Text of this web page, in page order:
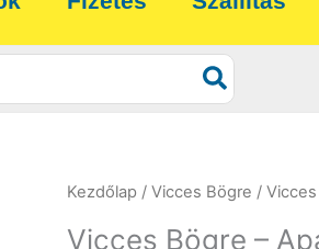
Kezdőlap / Vicces Bögre /
Vicces Bögre –